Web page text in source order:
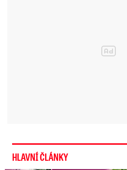
(ISIN), kde se evidují i data
Už se to někomu podařilo
HLAVNÍ ČLÁNKY